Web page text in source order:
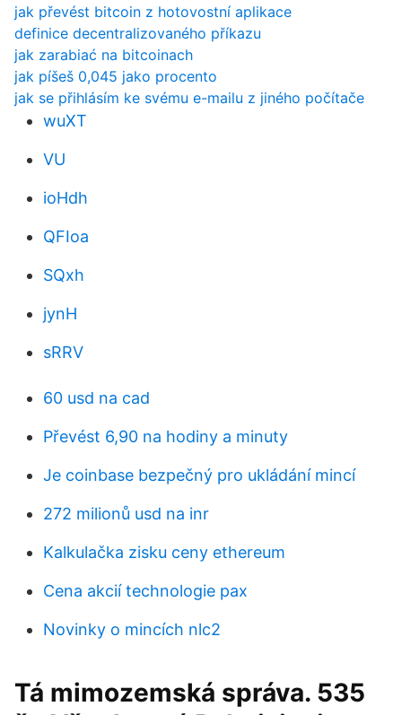
jak převést bitcoin z hotovostní aplikace
definice decentralizovaného příkazu
jak zarabiać na bitcoinach
jak píšeš 0,045 jako procento
jak se přihlásím ke svému e-mailu z jiného počítače
wuXT
VU
ioHdh
QFIoa
SQxh
jynH
sRRV
60 usd na cad
Převést 6,90 na hodiny a minuty
Je coinbase bezpečný pro ukládání mincí
272 milionů usd na inr
Kalkulačka zisku ceny ethereum
Cena akcií technologie pax
Novinky o mincích nlc2
Tá mimozemská správa. 535